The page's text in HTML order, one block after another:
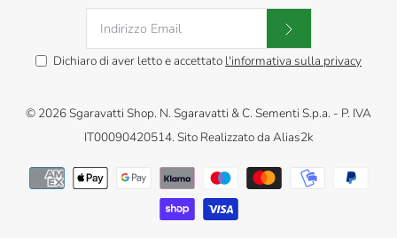
Dichiaro di aver letto e accettato l'informativa sulla privacy
© 2026Sgaravatti Shop. N. Sgaravatti & C. Sementi S.p.a. - P. IVA
IT00090420514. Sito Realizzato da Alias2k